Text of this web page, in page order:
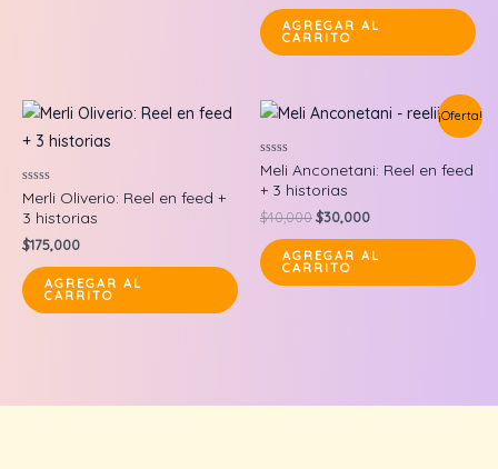
AGREGAR AL
CARRITO
Valorado
en
0
de
5
Merli Oliverio: Reel en feed +
3 historias
$175,000
AGREGAR AL
CARRITO
¡Oferta!
Valorado
en
0
de
5
Meli Anconetani: Reel en feed
+ 3 historias
$40,000Original
was:
$40,000.
$30,000Current
is:
AGREGAR AL
CARRITO